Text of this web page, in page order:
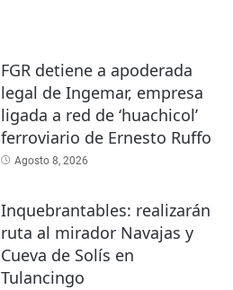
FGR detiene a apoderada
legal de Ingemar, empresa
ligada a red de ‘huachicol’
ferroviario de Ernesto Ruffo
Agosto 8, 2026
Inquebrantables: realizarán
ruta al mirador Navajas y
Cueva de Solís en
Tulancingo